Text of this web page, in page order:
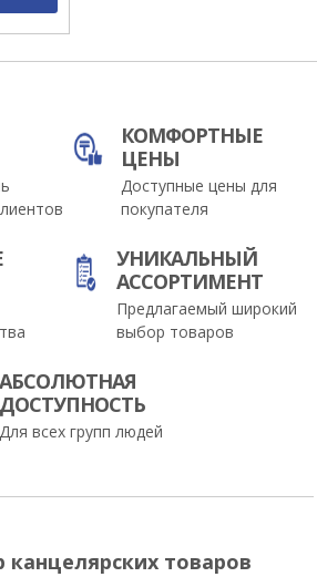
КОМФОРТНЫЕ
ЦЕНЫ
Доступные цены для
покупателя
УНИКАЛЬНЫЙ
АССОРТИМЕНТ
Предлагаемый широкий
выбор товаров
АБСОЛЮТНАЯ
ДОСТУПНОСТЬ
Для всех групп людей
канцелярских товаров